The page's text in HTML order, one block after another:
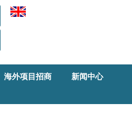
海外项目招商
新闻中心